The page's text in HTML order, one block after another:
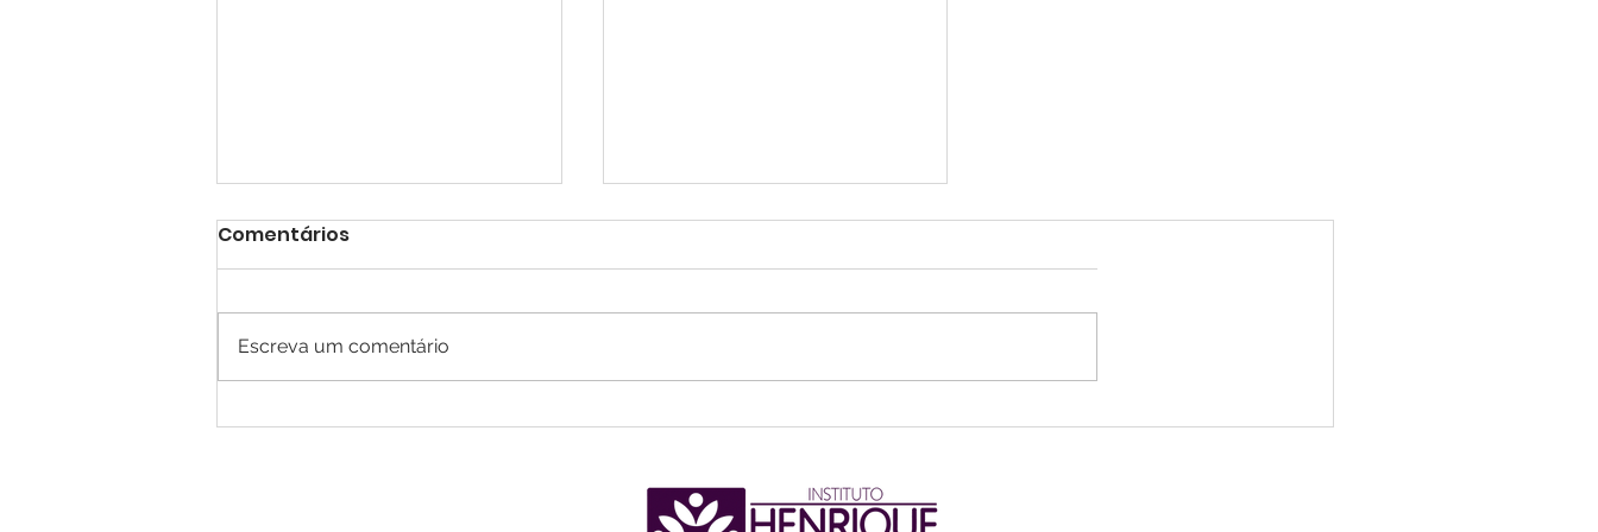
60 Minutos com Fabiano
RECANTO DA LEITURA -
LIVRO DE PORTO ALEGRE,
com Henrique Amaral
Comentários
Escreva um comentário